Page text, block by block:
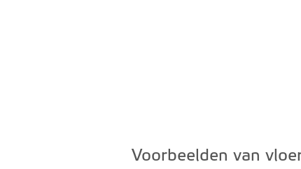
Voorbeelden van